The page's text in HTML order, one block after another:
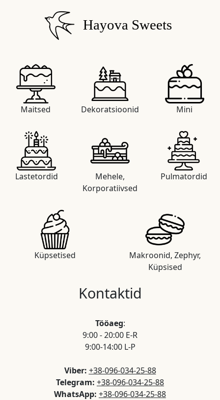
Hayova Sweets
Maitsed Dekoratsioonid Mini
Lastetordid
Mehele,
Korporatiivsed
Pulmatordid
Küpsetised
Makroonid, Zephyr,
Küpsised
Kontaktid
Tööaeg:
9:00 - 20:00 E-R
9:00-14:00 L-P
Viber: +38-096-034-25-88
Telegram: +38-096-034-25-88
WhatsApp: +38-096-034-25-88